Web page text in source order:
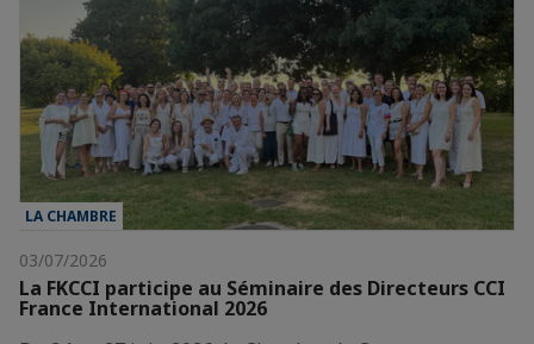
LA CHAMBRE
03/07/2026
La FKCCI participe au Séminaire des Directeurs CCI
France International 2026